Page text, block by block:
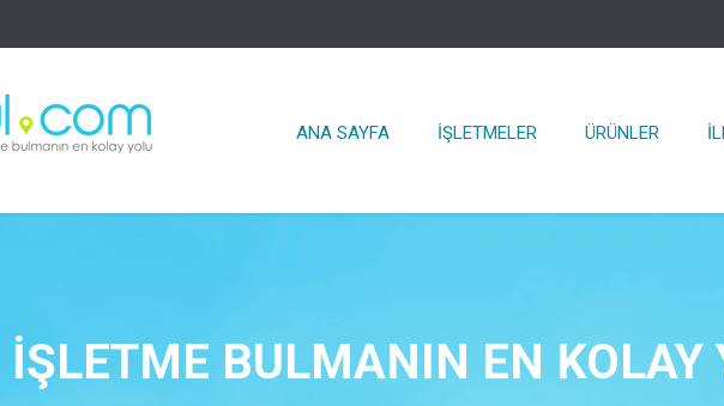
ANA SAYFA İŞLETMELER ÜRÜNLER
İŞLETME BULMANIN EN KOLAY